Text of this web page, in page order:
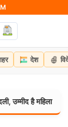
देश
महिला आरक्षण बिल